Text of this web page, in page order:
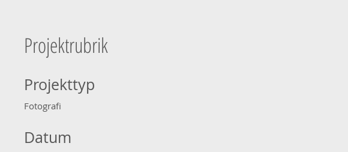
Projektrubrik
Projekttyp
Fotografi
Datum